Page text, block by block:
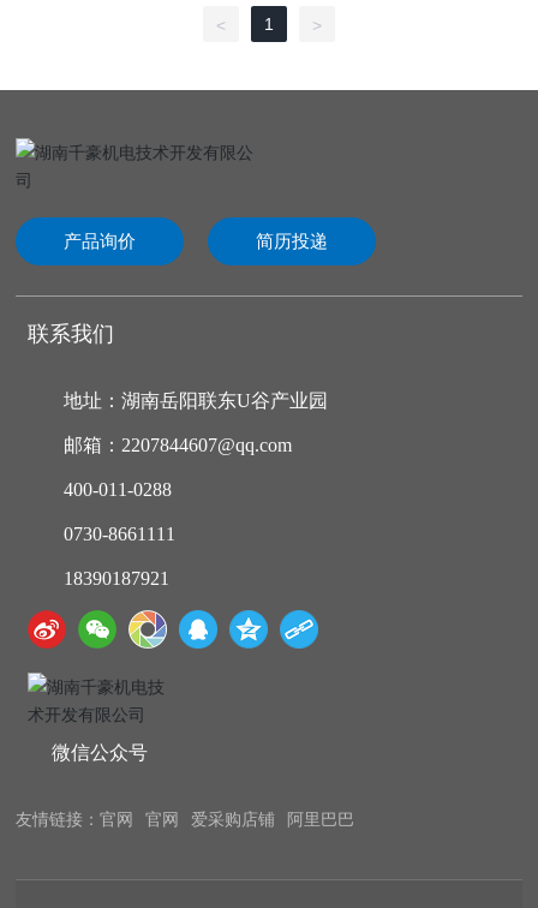
< 1 >
产品询价 简历投递
联系我们
地址：湖南岳阳联东U谷产业园
邮箱：2207844607@qq.com
400-011-0288
0730-8661111
18390187921
微信公众号
友情链接：官网 官网 爱采购店铺 阿里巴巴